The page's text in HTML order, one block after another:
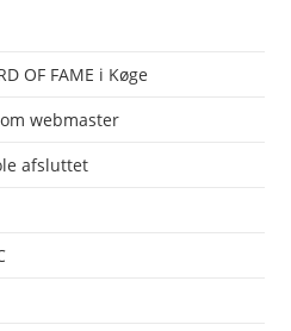
OF FAME i Køge
webmaster
afsluttet